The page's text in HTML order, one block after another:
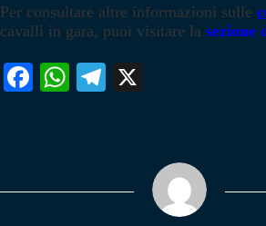
Per consultare altre informazioni sulle
cavalli in gara, puoi visitare la sezione
Fa W
pp
Te
m